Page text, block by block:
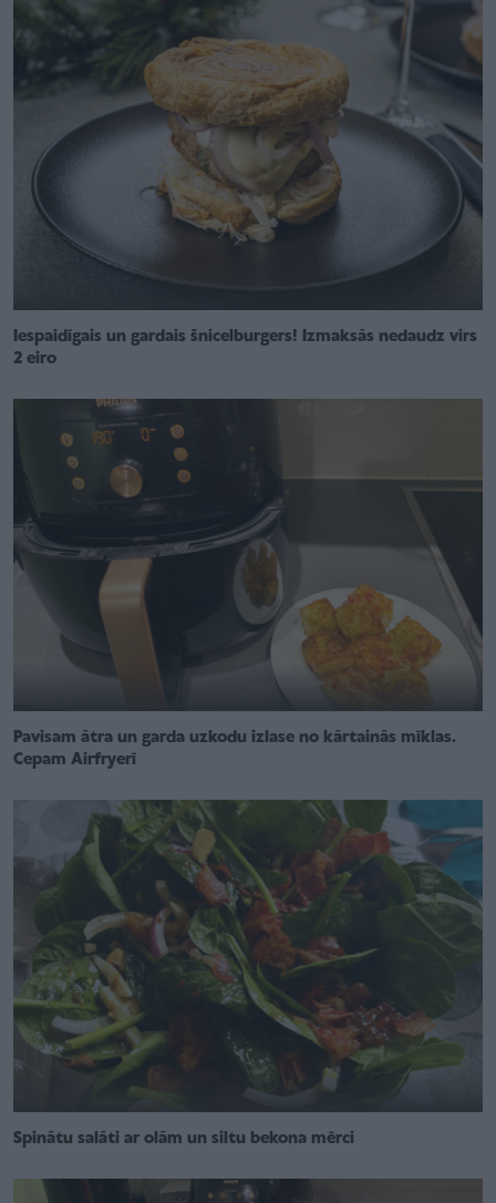
Iespaidīgais un gardais šnicelburgers! Izmaksās nedaudz virs
2 eiro
Pavisam ātra un garda uzkodu izlase no kārtainās mīklas.
Cepam Airfryerī
Spinātu salāti ar olām un siltu bekona mērci